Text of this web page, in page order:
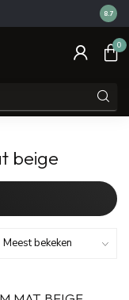
14
8.7
0
beige